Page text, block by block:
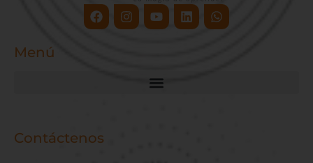
FacebookInstagram
YoutubeLinkedinWhatsapp
Menú
Contáctenos